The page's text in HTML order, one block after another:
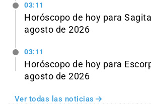
03:11
Horóscopo de hoy para
agosto de 2026
03:11
Horóscopo de hoy para
agosto de 2026
Ver todas las noticias